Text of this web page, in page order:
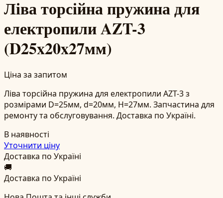
Ліва торсійна пружина для
електропили AZT-3
(D25x20x27мм)
Ціна за запитом
Ліва торсійна пружина для електропили AZT-3 з
розмірами D=25мм, d=20мм, H=27мм. Запчастина для
ремонту та обслуговування. Доставка по Україні.
В наявності
Уточнити ціну
Доставка по Україні
🚚
Доставка по Україні